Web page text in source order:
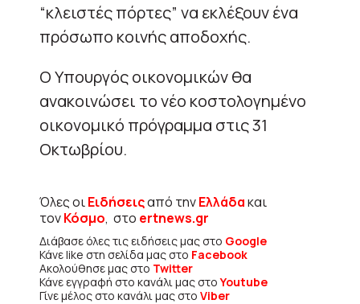
“κλειστές πόρτες” να εκλέξουν ένα
πρόσωπο κοινής αποδοχής.
Ο Υπουργός οικονομικών θα
ανακοινώσει το νέο κοστολογημένο
οικονομικό πρόγραμμα στις 31
Οκτωβρίου.
Όλες οιΕιδήσειςαπό τηνΕλλάδακαι
τονΚόσμο, στο ertnews.gr
Διάβασε όλες τις ειδήσεις μας στο Google
Κάνε like στη σελίδα μας στο Facebook
Ακολούθησε μας στο Twitter
Κάνε εγγραφή στο κανάλι μας στοYoutube
Γίνε μέλος στο κανάλι μας στο Viber